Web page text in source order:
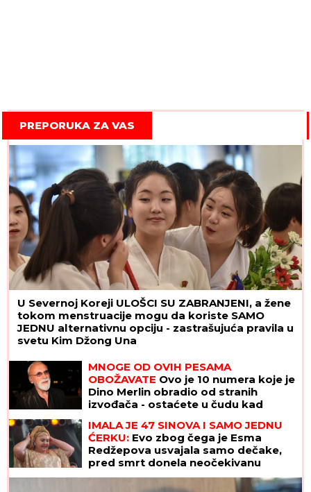
PREPORUKA ZA VAS
U Severnoj Koreji ULOŠCI SU ZABRANJENI, a žene
tokom menstruacije mogu da koriste SAMO
JEDNU alternativnu opciju - zastrašujuća pravila u
svetu Kim Džong Una
MNOGE OD OVIH PESAMA
OBOŽAVATE Ovo je 10 numera koje je
Dino Merlin obradio od stranih
izvođača - ostaćete u čudu kad
IMALA JE 47 SINOVA I SAMO JEDNU
ĆERKU: Evo zbog čega je Esma
Redžepova usvajala samo dečake,
pred smrt donela neočekivanu
odluku